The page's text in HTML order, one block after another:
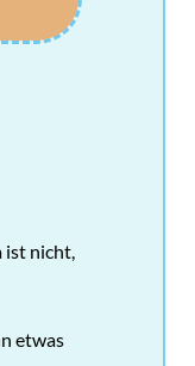
ist nicht,
etwas